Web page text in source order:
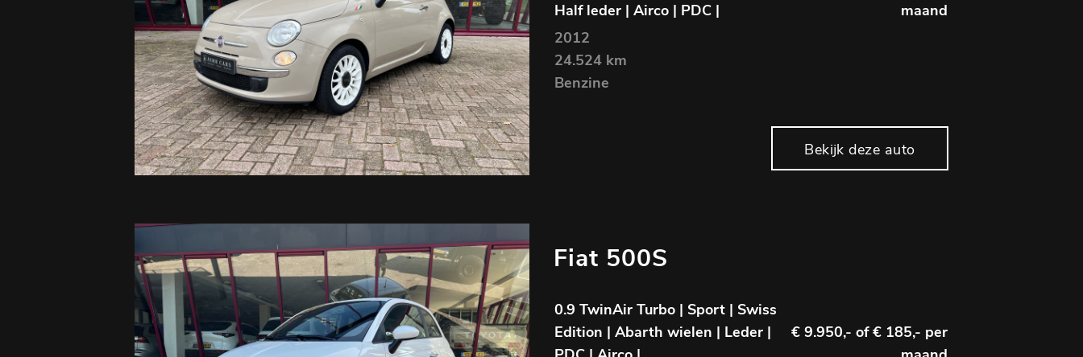
Half leder | Airco | PDC |
maand
2012
24.524 km
Benzine
Bekijk deze auto
Fiat 500S
0.9 TwinAir Turbo | Sport | Swiss
Edition | Abarth wielen | Leder |
€ 9.950,- of € 185,- per